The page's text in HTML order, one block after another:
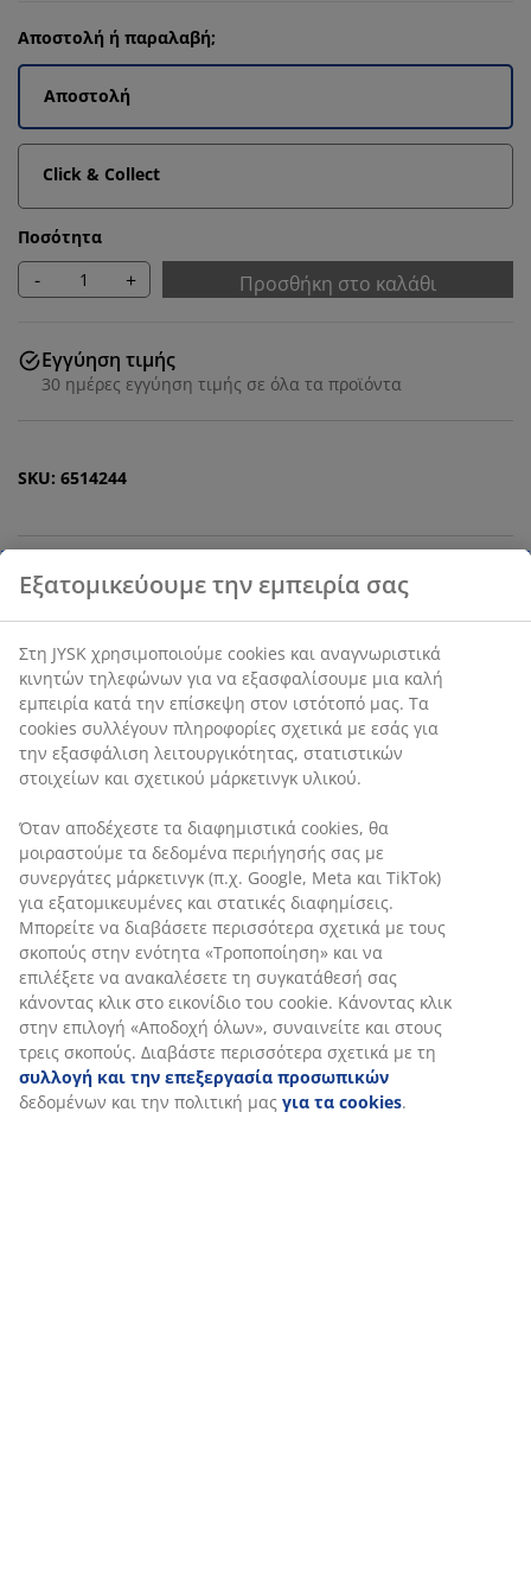
Αποστολή ή παραλαβή;
Αποστολή
Click & Collect
Ποσότητα
- + Προσθήκη στο καλάθι
Εγγύηση τιμής
30 ημέρες εγγύηση τιμής σε όλα τα προϊόντα
SKU: 6514244
Χαρακτηριστικά προϊόντος
Αξιολογήσεις
(31)
Αποστολή
Εξατομικεύουμε την εμπειρία σας
Στη JYSK χρησιμοποιούμε cookies και αναγνωριστικά κινητών
τηλεφώνων για να εξασφαλίσουμε μια καλή εμπειρία κατά
την επίσκεψη στον ιστότοπό μας. Τα cookies συλλέγουν
πληροφορίες σχετικά με εσάς για την εξασφάλιση
λειτουργικότητας, στατιστικών στοιχείων και σχετικού
μάρκετινγκ υλικού.
Όταν αποδέχεστε τα διαφημιστικά cookies, θα μοιραστούμε τα
δεδομένα περιήγησής σας με συνεργάτες μάρκετινγκ (π.χ.
Google, Meta και TikTok) για εξατομικευμένες και στατικές
διαφημίσεις. Μπορείτε να διαβάσετε περισσότερα σχετικά με
τους σκοπούς στην ενότητα «Τροποποίηση» και να επιλέξετε